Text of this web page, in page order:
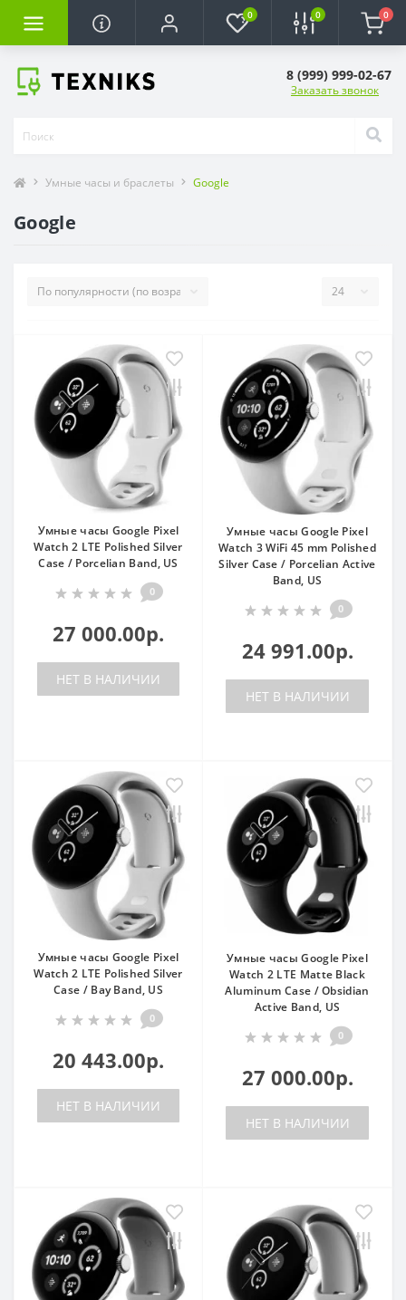
0 0 0
8 (999) 999-02-67
Заказать звонок
Умные часы и браслеты Google
Google
Умные часы Google Pixel
Watch 2 LTE Polished Silver
Case / Porcelian Band, US
0
27 000.00р.
НЕТ В НАЛИЧИИ
Умные часы Google Pixel
Watch 3 WiFi 45 mm Polished
Silver Case / Porcelian Active
Band, US
0
24 991.00р.
НЕТ В НАЛИЧИИ
Умные часы Google Pixel
Watch 2 LTE Polished Silver
Case / Bay Band, US
0
20 443.00р.
НЕТ В НАЛИЧИИ
Умные часы Google Pixel
Watch 2 LTE Matte Black
Aluminum Case / Obsidian
Active Band, US
0
27 000.00р.
НЕТ В НАЛИЧИИ